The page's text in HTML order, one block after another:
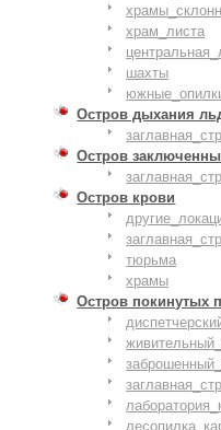
храм_листа
шахты
Остров дыхания
Остров
Остров крови
тюрьма
храмы
Остров покинутых